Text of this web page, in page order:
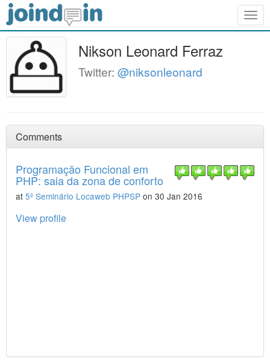
Nikson Leonard Ferraz
Twitter: @niksonleonard
Comments
Programação Funcional em
PHP: saia da zona de conforto
at 5º Seminário Locaweb PHPSP on 30 Jan 2016
View profile